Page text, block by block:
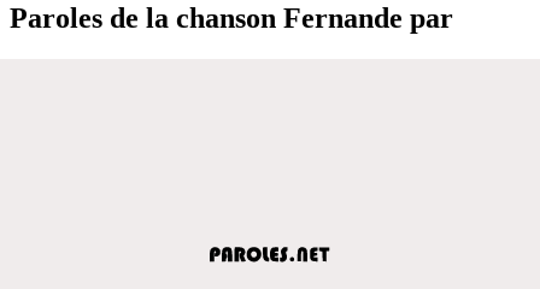
Paroles de la chanson Fernande par